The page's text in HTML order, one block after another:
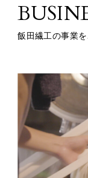
飯田繊工の事業を